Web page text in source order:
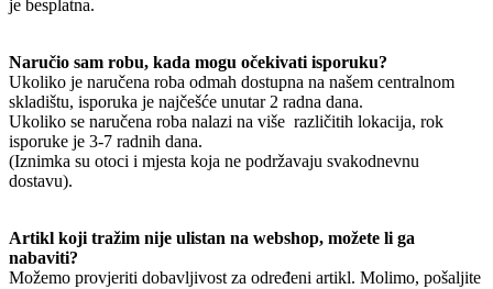
je besplatna.
Naručio sam robu, kada mogu očekivati isporuku?
Ukoliko je naručena roba odmah dostupna na našem centralnom
skladištu, isporuka je najčešće unutar 2 radna dana.
Ukoliko se naručena roba nalazi na više različitih lokacija, rok
isporuke je 3-7 radnih dana.
(Iznimka su otoci i mjesta koja ne podržavaju svakodnevnu
dostavu).
Artikl koji tražim nije ulistan na webshop, možete li ga
nabaviti?
Možemo provjeriti dobavljivost za određeni artikl. Molimo, pošaljite